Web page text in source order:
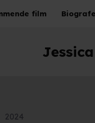
film
Rothe har sin
2024